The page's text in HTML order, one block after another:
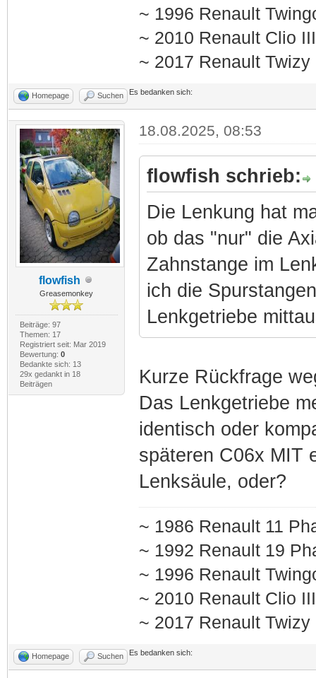
~ 1996 Renault
~ 2010 Renault Clio
~ 2017 Renault
Homepage Suchen Es bedanken sich:
flowfish
Greasemonkey
Beiträge: 97
Themen: 17
Registriert seit: Mar 2019
Bewertung: 0
Bedankte sich: 13
29x gedankt in 18
Beiträgen
18.08.2025, 08:53
flowfish schrieb:
Die Lenkung hat
ob das "nur" die
Zahnstange im
ich die
Lenkgetriebe
Kurze Rückfrage
Das Lenkgetriebe
identisch oder
späteren C06x MIT
Lenksäule, oder?
~ 1986 Renault 11
~ 1992 Renault 19
~ 1996 Renault
~ 2010 Renault Clio
~ 2017 Renault
Homepage Suchen Es bedanken sich: